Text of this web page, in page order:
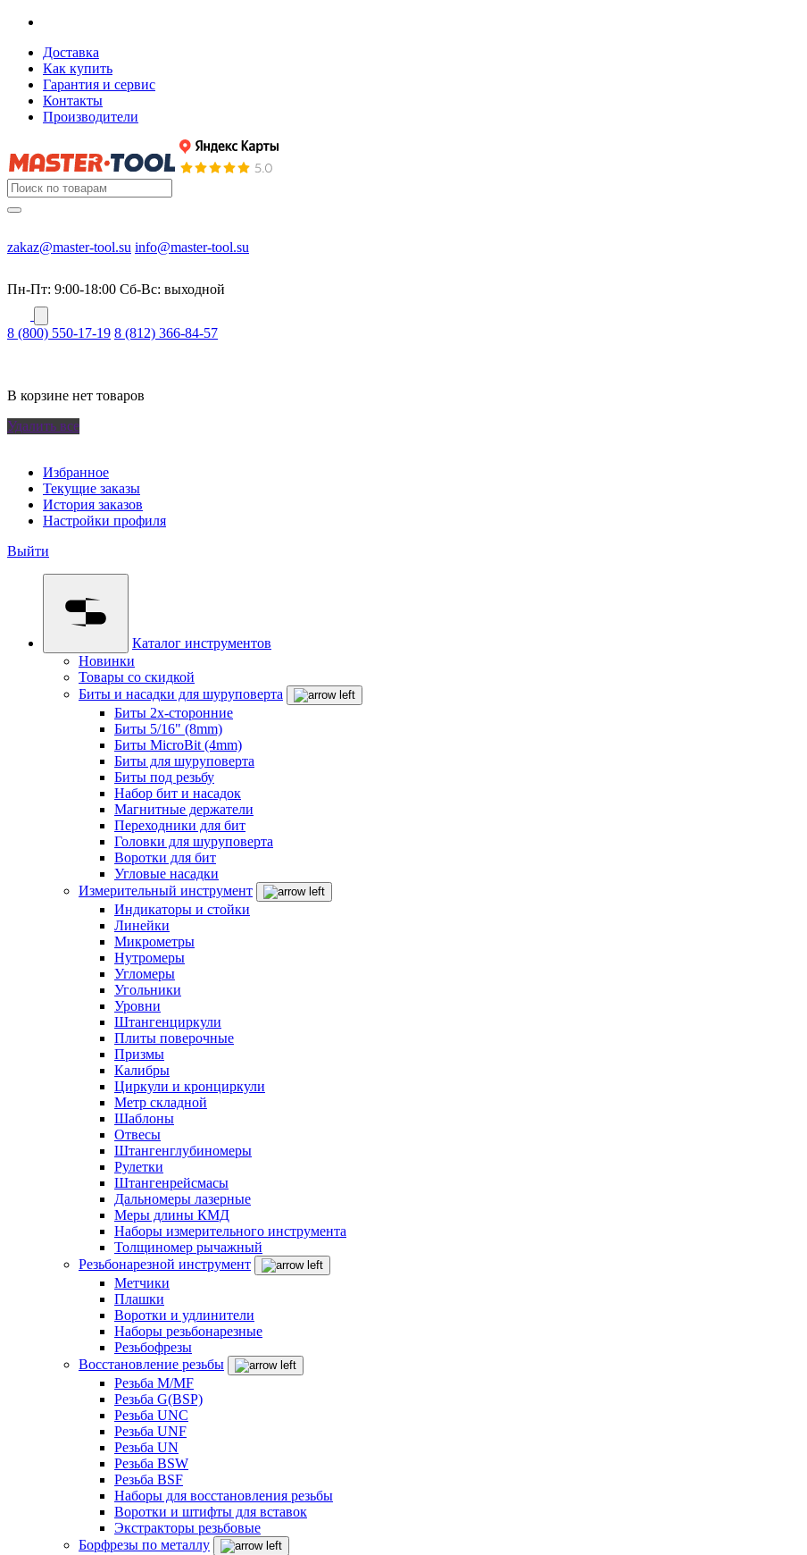
Доставка
Как купить
Гарантия и сервис
Контакты
Производители
zakaz@master-tool.su info@master-tool.su
Пн-Пт: 9:00-18:00 Cб-Вс: выходной
8 (800) 550-17-19 8 (812) 366-84-57
В корзине нет товаров
Удалить все
Избранное
Текущие заказы
История заказов
Настройки профиля
Выйти
Каталог инструментов
Новинки
Товары со скидкой
Биты и насадки для шуруповерта
Биты 2х-сторонние
Биты 5/16" (8mm)
Биты MicroBit (4mm)
Биты для шуруповерта
Биты под резьбу
Набор бит и насадок
Магнитные держатели
Переходники для бит
Головки для шуруповерта
Воротки для бит
Угловые насадки
Измерительный инструмент
Индикаторы и стойки
Линейки
Микрометры
Нутромеры
Угломеры
Угольники
Уровни
Штангенциркули
Плиты поверочные
Призмы
Калибры
Циркули и кронциркули
Метр складной
Шаблоны
Отвесы
Штангенглубиномеры
Рулетки
Штангенрейсмасы
Дальномеры лазерные
Меры длины КМД
Наборы измерительного инструмента
Толщиномер рычажный
Резьбонарезной инструмент
Метчики
Плашки
Воротки и удлинители
Наборы резьбонарезные
Резьбофрезы
Восстановление резьбы
Резьба M/MF
Резьба G(BSP)
Резьба UNC
Резьба UNF
Резьба UN
Резьба BSW
Резьба BSF
Наборы для восстановления резьбы
Воротки и штифты для вставок
Экстракторы резьбовые
Борфрезы по металлу